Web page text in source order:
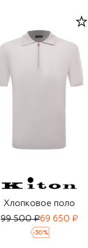
Хлопковое поло
99 500 ₽69 650 ₽
-30 %